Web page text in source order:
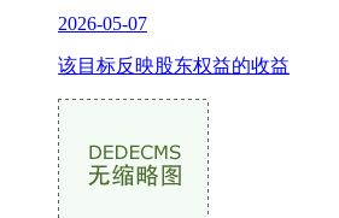
2026-05-07
该目标反映股东权益的收益